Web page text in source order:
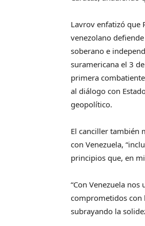
Lavrov enfatizó que
venezolano
soberano e
suramericana el 3
primera
al diálogo con
geopolítico.
El canciller también
con Venezuela,
principios que, en
“Con Venezuela
comprometidos con
subrayando la